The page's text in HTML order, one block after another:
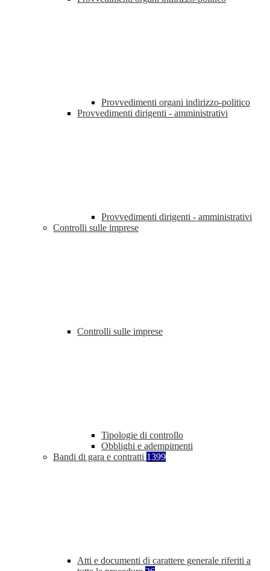
Provvedimenti organi indirizzo-politico
Provvedimenti dirigenti - amministrativi
Provvedimenti dirigenti - amministrativi
Controlli sulle imprese
Controlli sulle imprese
Tipologie di controllo
Obblighi e adempimenti
Bandi di gara e contratti 1399
Atti e documenti di carattere generale riferiti a